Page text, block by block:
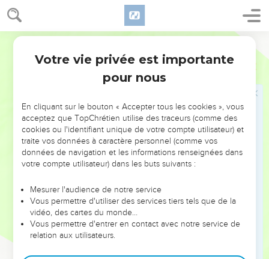
Psaumes 115
Des mains, et ne touchent pas ; des pieds, et ne marchent
pas ; elles ne rendent aucun son de leur gosier.
Ceux qui les font, et tous ceux qui s'y confient, leur
deviendront semblables.
Israël, confie-toi en l'Éternel ! Il est leur aide et leur
Maison d'Aaron, confiez-vous en l'Éternel ! Il est leur aide
et leur bouclier.
Vous qui craignez l'Éternel, confiez-vous en l'Éternel ! Il est
leur aide et leur bouclier.
L'Éternel s'est souvenu de nous ; il bénira, il bénira la
maison d'Israël ; il bénira la maison d'Aaron.
Il bénira ceux qui craignent l'Éternel, tant les petits que les
grands.
L'Éternel vous ajoutera des biens, à vous et à vos enfants.
Vous êtes bénis de l'Éternel, qui a fait les cieux et la terre.
Votre vie privée est importante
pour nous
En cliquant sur le bouton « Accepter tous les cookies », vous
acceptez que TopChrétien utilise des traceurs (comme des
cookies ou l'identifiant unique de votre compte utilisateur) et
traite vos données à caractère personnel (comme vos
données de navigation et les informations renseignées dans
votre compte utilisateur) dans les buts suivants :
Mesurer l'audience de notre service
Vous permettre d'utiliser des services tiers tels que de la
vidéo, des cartes du monde…
Vous permettre d'entrer en contact avec notre service de
relation aux utilisateurs.